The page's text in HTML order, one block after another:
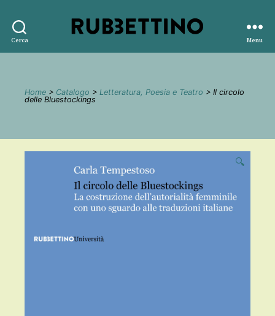
Cerca
editore
Menu
Home > Catalogo > Letteratura, Poesia e Teatro > Il circolo
delle Bluestockings
🔍